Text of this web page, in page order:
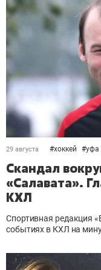
29 августа #хоккей #уфа
Скандал
«Салавата».
КХЛ
Спортивная редакция
событиях в КХЛ на